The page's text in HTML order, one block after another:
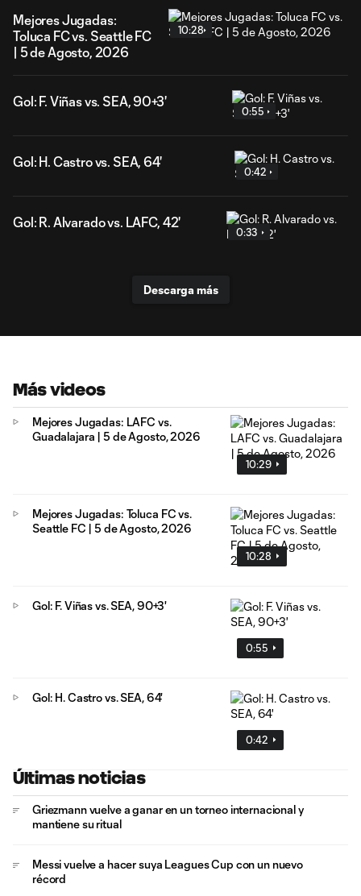
Mejores Jugadas:
Toluca FC vs. Seattle FC
| 5 de Agosto, 2026
10:28
Gol: F. Viñas vs. SEA, 90+3'
0:55
Gol: H. Castro vs. SEA, 64'
0:42
Gol: R. Alvarado vs. LAFC, 42'
0:33
Descarga más
Más videos
10:29
Mejores Jugadas: LAFC vs.
Guadalajara | 5 de Agosto, 2026
10:28
Mejores Jugadas: Toluca FC vs.
Seattle FC | 5 de Agosto, 2026
0:55
Gol: F. Viñas vs. SEA, 90+3'
0:42
Gol: H. Castro vs. SEA, 64'
Últimas noticias
Griezmann vuelve a ganar en un torneo internacional y
mantiene su ritual
Messi vuelve a hacer suya Leagues Cup con un nuevo
récord